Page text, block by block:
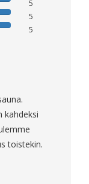
5
5
5
kahdeksi
toistekin.